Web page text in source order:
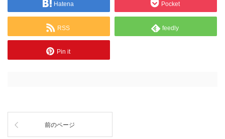
Hatena Pocket
RSS feedly
Pin it
前のページ